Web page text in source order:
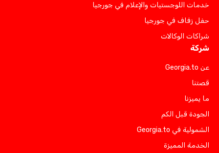
خدمات اللوجستيات والإعلام في جورجيا
حفل زفاف في جورجيا
شراكات الوكالات
شركة
عن Georgia.to
قصتنا
ما يميزنا
الجودة قبل الكم
الشمولية في Georgia.to
الخدمة المميزة